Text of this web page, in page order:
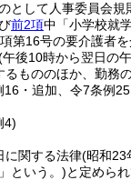
として人事委員会
前2項中「小学校就
第16号の要介護者
午後10時から翌日の
るもののほか、勤務
16・追加、令7条例
4)
に関する法律(昭和23
という。)と定めら